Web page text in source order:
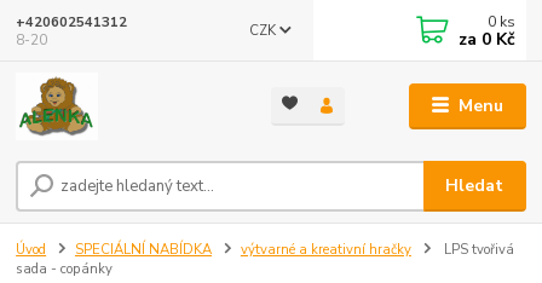
Menu
CZK
Hledat
+420602541312
8-20
0 ks
za 0 Kč
Úvod SPECIÁLNÍ NABÍDKA výtvarné a kreativní hračky
LPS tvořivá
sada - copánky